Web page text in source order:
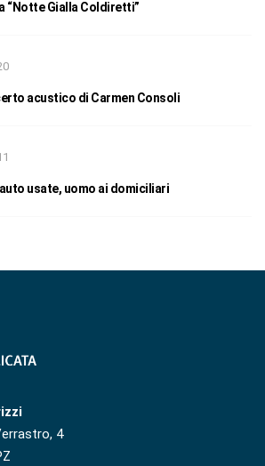
“Notte Gialla Coldiretti”
acustico di Carmen Consoli
usate, uomo ai domiciliari
4